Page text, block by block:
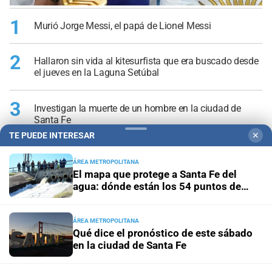
1 Murió Jorge Messi, el papá de Lionel Messi
2
Hallaron sin vida al kitesurfista que era buscado desde
el jueves en la Laguna Setúbal
3
Investigan la muerte de un hombre en la ciudad de
Santa Fe
4
En vivo: así cotiza el dólar hoy, viernes 7 de agosto, en
Argentina
5
firmantes de "Apurar el Paso"
TE PUEDE INTERESAR ✕
ÁREA METROPOLITANA
El mapa que protege a Santa Fe del
agua: dónde están los 54 puntos de
ÁREA METROPOLITANA
Qué dice el pronóstico de este sábado
en la ciudad de Santa Fe